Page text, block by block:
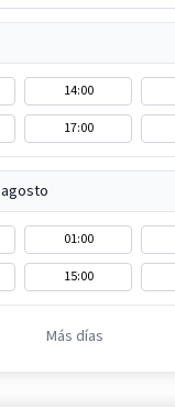
14:00
17:00
01:00
15:00
Más días